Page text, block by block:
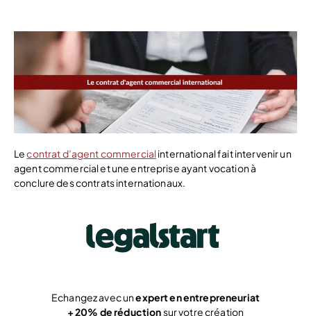
Lecontrat d’agent commercialinternational fait intervenir un
agent commercial et une entreprise ayant vocation à
conclure des contrats internationaux.
Echangez avec unexpert en entrepreneuriat
+ 20% de réductionsur votre création